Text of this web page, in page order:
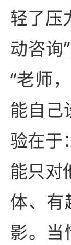
轻了压
动咨询
“老师
能自己
验在于
能只对
体、
影。